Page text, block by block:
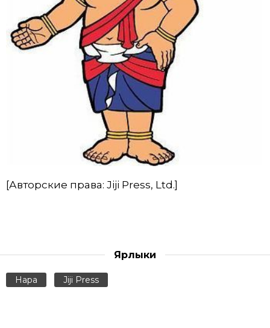
[Авторские права: Jiji Press, Ltd.]
Ярлыки
Нара Jiji Press